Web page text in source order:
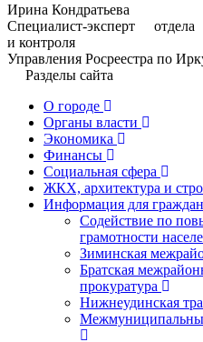
Ирина Кондратьева
Специалист-эксперт
и контроля
Управления Росреестра по
Разделы сайта
О городе
Органы власти
Экономика
Финансы
Социальная сфера
ЖКХ, архитектура и
Информация для граждан
Содействие по
грамотности
Зиминская
Братская
прокуратура
Нижнеудинская